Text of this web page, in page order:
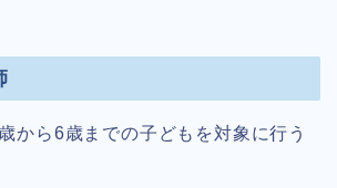
から6歳までの子どもを対象に行う